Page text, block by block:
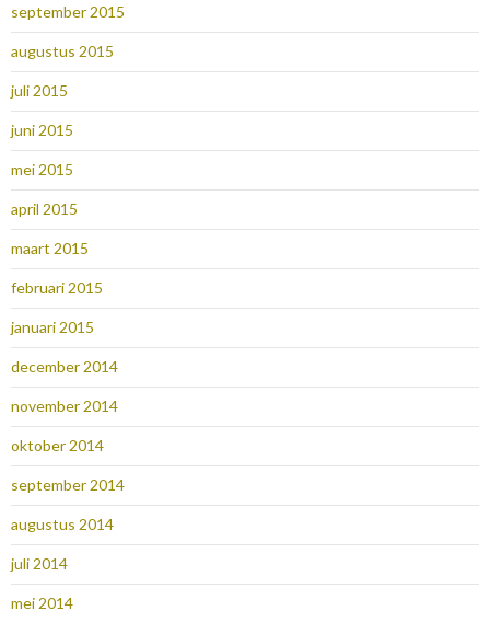
september 2015
augustus 2015
juli 2015
juni 2015
mei 2015
april 2015
maart 2015
februari 2015
januari 2015
december 2014
november 2014
oktober 2014
september 2014
augustus 2014
juli 2014
mei 2014